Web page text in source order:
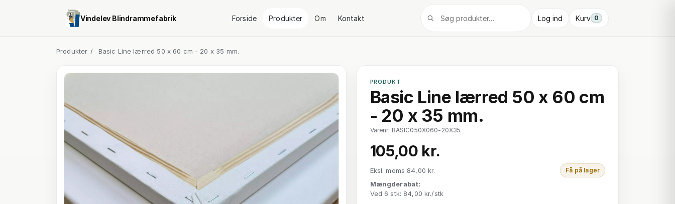
Vindelev Blindrammefabrik Forside Produkter Om Kontakt Log ind Kurv 0
Produkter / Basic Line lærred 50 x 60 cm - 20 x 35 mm.
PRODUKT
Basic Line lærred 50 x 60 cm
- 20 x 35 mm.
Varenr: BASIC050X060-20X35
105,00 kr.
Eksl. moms 84,00 kr. Få på lager
Mængderabat:
Ved 6 stk: 84,00 kr./stk